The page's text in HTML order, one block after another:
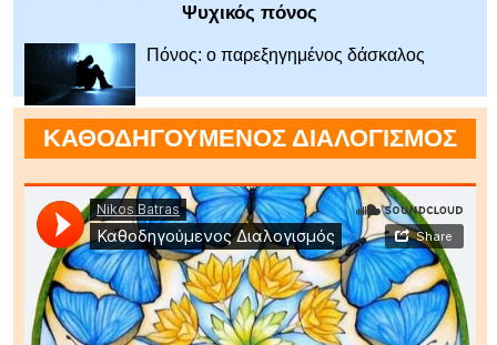
Ψυχικός πόνος
Πόνος: ο παρεξηγημένος δάσκαλος
ΚΑΘΟΔΗΓΟΥΜΕΝΟΣ ΔΙΑΛΟΓΙΣΜΟΣ